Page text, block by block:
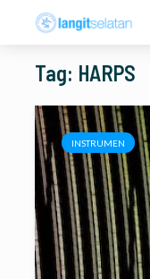
Tag: HARPS
INSTRUMEN